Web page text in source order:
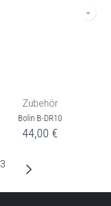
Zubehör
Bolin B-DR10
44,00 €
3